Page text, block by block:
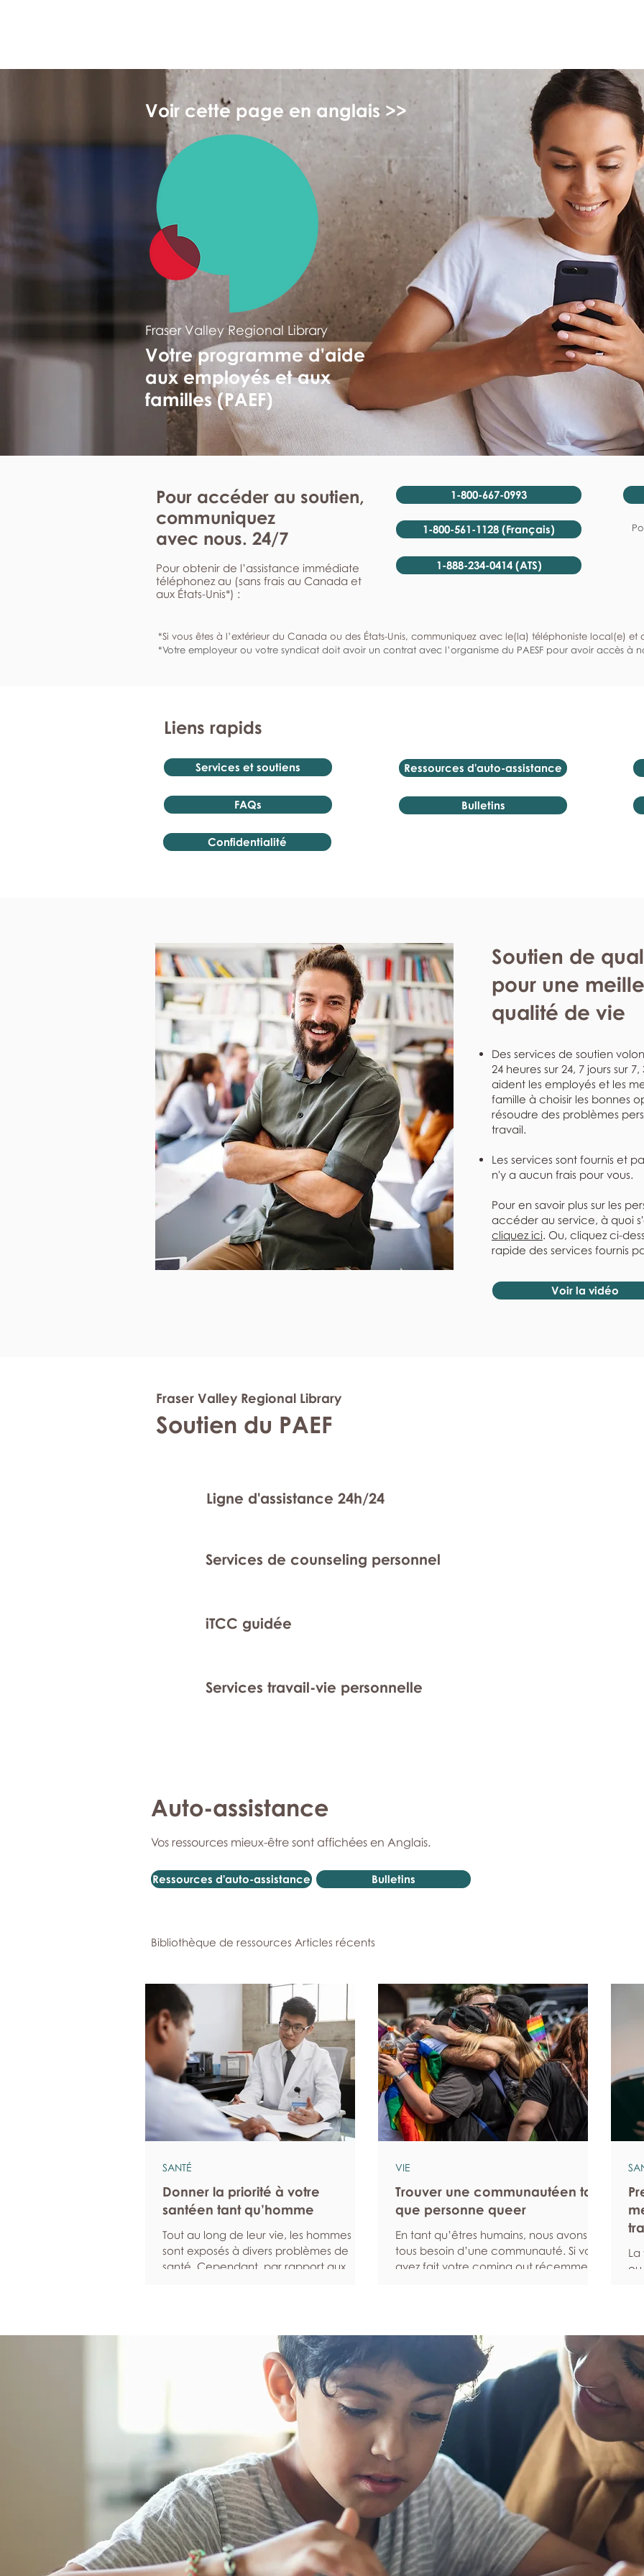
Voir cette page en anglais >>
Fraser Valley Regional Library
Votre programme d'aide
aux employés et aux
familles (PAEF)
Pour accéder au soutien,
communiquez
avec nous. 24/7
Pour obtenir de l’assistance immédiate
téléphonez au (sans frais au Canada et
aux États-Unis*) :
1-800-667-0993
1-800-561-1128 (Français)
1-888-234-0414 (ATS)
*Si vous êtes à l’extérieur du Canada ou des États-Unis, communiquez avec le(la) téléphoniste local(e) et
*Votre employeur ou votre syndicat doit avoir un contrat avec l’organisme du PAESF pour avoir accès à
Liens rapids
Services et soutiens
FAQs
Confidentialité
Ressources d'auto-assistance
Bulletins
Soutien de
pour une
qualité de vie
Des services de soutien
24 heures sur 24, 7 jours sur
aident les employés et les
famille à choisir les bonnes
résoudre des problèmes
travail.
Les services sont fournis et
n'y a aucun frais pour vous.
Pour en savoir plus sur les
accéder au service, à quoi
cliquez ici. Ou, cliquez ci-
rapide des services fournis par
Voir la vidéo
Fraser Valley Regional Library
Soutien du PAEF
Ligne d'assistance 24h/24
Services de counseling personnel
iTCC guidée
Services travail-vie personnelle
Auto-assistance
Vos ressources mieux-être sont affichées en Anglais.
Ressources d'auto-assistance Bulletins
Bibliothèque de ressources Articles récents
Donner la priorité à votre
santéen tant qu’homme
Tout au long de leur vie, les hommes
sont exposés à divers problèmes de
santé. Cependant, par rapport aux
pour inciter les hommes à donner la
priorité à leur santé et à leur bien-être.
Programmez des examens de
dépistage réguliers Les bilans et les
examens de dépistage permettent
d’identifier un éventuel problème de
santé
SANTÉ
Trouver une communautéen tant
que personne queer
En tant qu’êtres humains, nous avons
tous besoin d’une communauté. Si vous
avez fait votre coming out récemment,
vous aider à trouver la communauté
que vous cherchez. Recherchez une
communauté en ligne Les plateformes
numériques et les réseaux sociaux en
ligne peuvent vous aider à entrer en
relation avec des personnes qui sont s
VIE
La